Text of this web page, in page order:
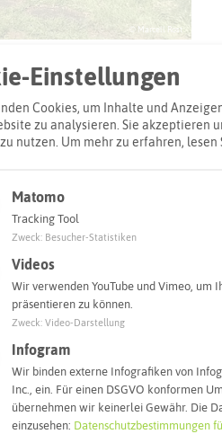
© Marcell Rost
Einstellungen
Cookies, um Inhalte und
zu analysieren. Sie akzeptieren
nutzen. Um mehr zu erfahren, lesen
Matomo
Tracking Tool
Zweck: Besucher-Statistiken
Videos
Wir verwenden YouTube und Vimeo, um
präsentieren zu können.
Zweck: Video-Darstellung
Infogram
Wir binden externe Infografiken von
Inc., ein. Für einen DSGVO konformen
übernehmen wir keinerlei Gewähr. Die
einzusehen: Datenschutzbestimmungen